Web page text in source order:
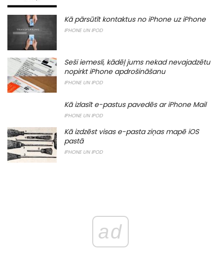
Kā pārsūtīt kontaktus no iPhone uz iPhone
IPHONE UN IPOD
Seši iemesli, kādēļ jums nekad nevajadzētu
nopirkt iPhone apdrošināšanu
IPHONE UN IPOD
Kā izlasīt e-pastus pavedēs ar iPhone Mail
IPHONE UN IPOD
Kā izdzēst visas e-pasta ziņas mapē iOS
pastā
IPHONE UN IPOD
ad